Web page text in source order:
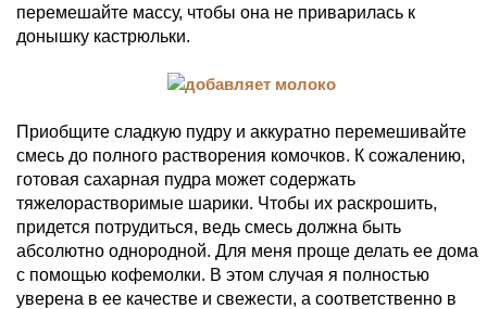
перемешайте массу, чтобы она не приварилась к
донышку кастрюльки.
Приобщите сладкую пудру и аккуратно перемешивайте
смесь до полного растворения комочков. К сожалению,
готовая сахарная пудра может содержать
тяжелорастворимые шарики. Чтобы их раскрошить,
придется потрудиться, ведь смесь должна быть
абсолютно однородной. Для меня проще делать ее дома
с помощью кофемолки. В этом случая я полностью
уверена в ее качестве и свежести, а соответственно в